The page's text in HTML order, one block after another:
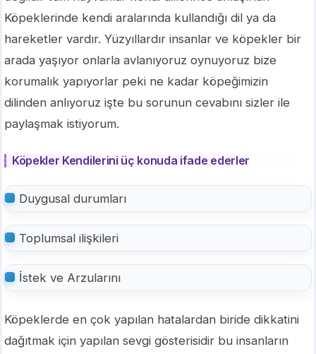
Köpeklerinde kendi aralarında kullandığı dil ya da
hareketler vardır. Yüzyıllardır insanlar ve köpekler bir
arada yaşıyor onlarla avlanıyoruz oynuyoruz bize
korumalık yapıyorlar peki ne kadar köpeğimizin
dilinden anlıyoruz işte bu sorunun cevabını sizler ile
paylaşmak istiyorum.
Köpekler Kendilerini üç konuda ifade ederler
Duygusal durumları
Toplumsal ilişkileri
İstek ve Arzularını
Köpeklerde en çok yapılan hatalardan biride dikkatini
dağıtmak için yapılan sevgi gösterisidir bu insanların